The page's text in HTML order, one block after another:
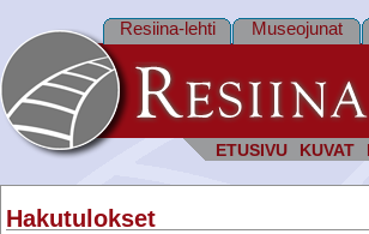
ETUSIVU KUVAT
Resiina-lehti Museojunat
Hakutulokset